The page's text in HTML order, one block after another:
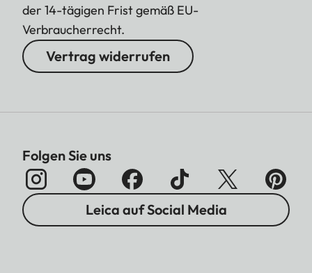
der 14-tägigen Frist gemäß EU-
Verbraucherrecht.
Vertrag widerrufen
Folgen Sie uns
Leica auf Social Media